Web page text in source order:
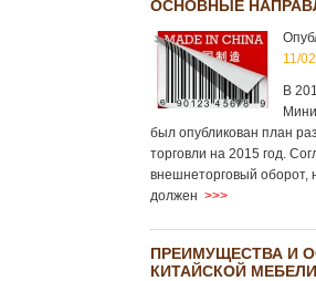
ОСНОВНЫЕ
11/
В
был опубликован план
торговли на 2015 год.
внешнеторговый оборот,
должен >>>
ПРЕИМУЩЕСТВА И
КИТАЙСКОЙ